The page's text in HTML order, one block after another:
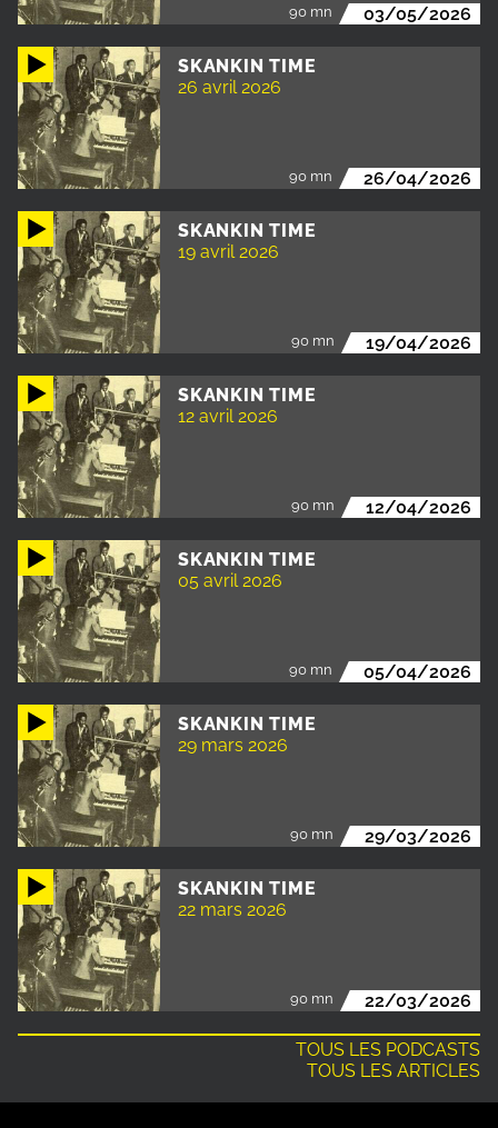
90 mn 03/05/2026
SKANKIN TIME
26 avril 2026
90 mn 26/04/2026
SKANKIN TIME
19 avril 2026
90 mn 19/04/2026
SKANKIN TIME
12 avril 2026
90 mn 12/04/2026
SKANKIN TIME
05 avril 2026
90 mn 05/04/2026
SKANKIN TIME
29 mars 2026
90 mn 29/03/2026
SKANKIN TIME
22 mars 2026
90 mn 22/03/2026
TOUS LES PODCASTS
TOUS LES ARTICLES